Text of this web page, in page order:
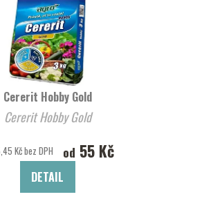
Cererit Hobby Gold
Cererit Hobby Gold
Kč bez DPH od 55 Kč
DETAIL